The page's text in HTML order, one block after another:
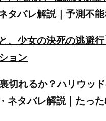
タバレ解説｜予測不
、少女の決死の逃避
ョン
切れるか？ハリウッ
ネタバレ解説｜たっ